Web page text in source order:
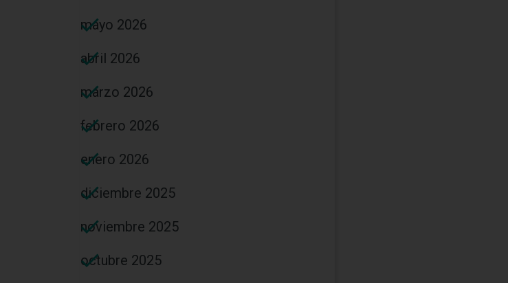
mayo 2026
abril 2026
marzo 2026
febrero 2026
enero 2026
diciembre 2025
noviembre 2025
octubre 2025